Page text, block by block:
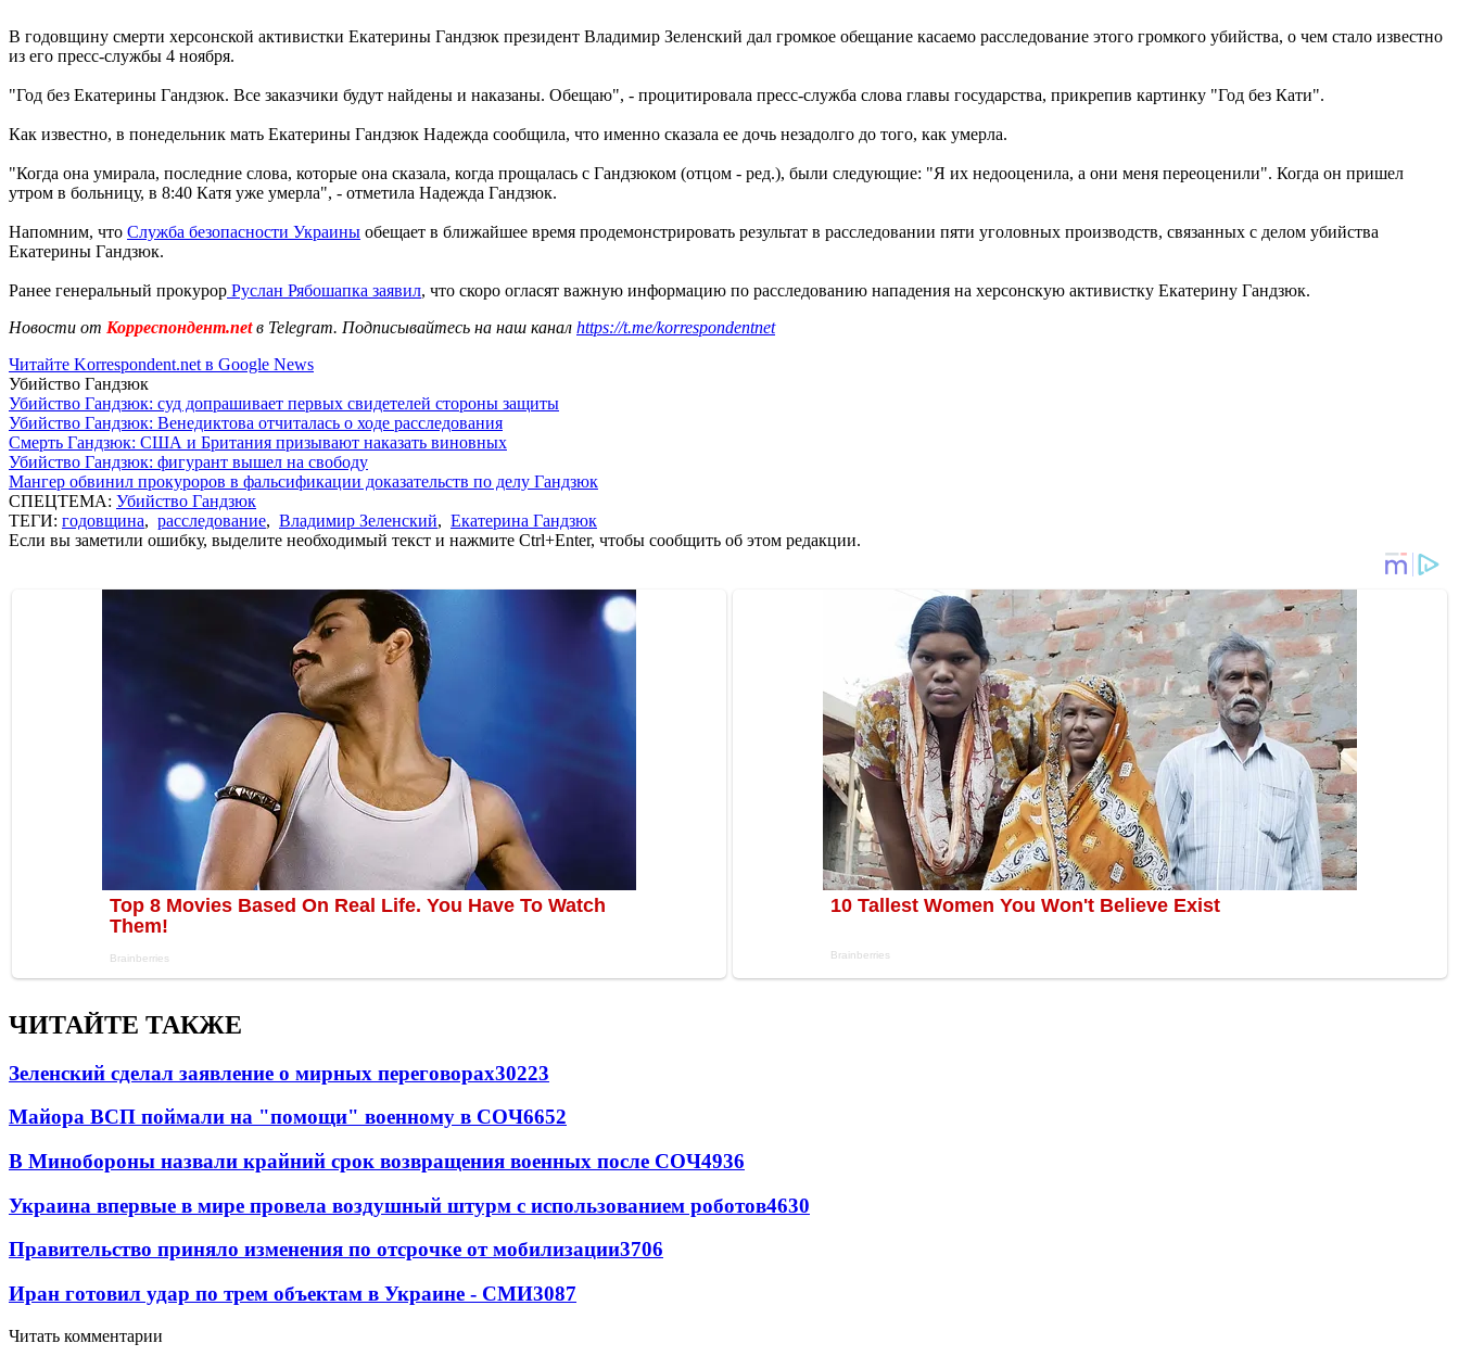
В годовщину смерти херсонской активистки Екатерины Гандзюк президент Владимир Зеленский дал громкое обещание касаемо расследование этого громкого убийства, о чем стало известно
из его пресс-службы 4 ноября.
"Год без Екатерины Гандзюк. Все заказчики будут найдены и наказаны. Обещаю", - процитировала пресс-служба слова главы государства, прикрепив картинку "Год без Кати".
Как известно, в понедельник мать Екатерины Гандзюк Надежда сообщила, что именно сказала ее дочь незадолго до того, как умерла.
"Когда она умирала, последние слова, которые она сказала, когда прощалась с Гандзюком (отцом - ред.), были следующие: "Я их недооценила, а они меня переоценили". Когда он пришел
утром в больницу, в 8:40 Катя уже умерла", - отметила Надежда Гандзюк.
Напомним, что Служба безопасности Украины обещает в ближайшее время продемонстрировать результат в расследовании пяти уголовных производств, связанных с делом убийства
Екатерины Гандзюк.
Ранее генеральный прокурор Руслан Рябошапка заявил, что скоро огласят важную информацию по расследованию нападения на херсонскую активистку Екатерину Гандзюк.
Новости от Корреспондент.netв Telegram. Подписывайтесь на наш канал https://t.me/korrespondentnet
Читайте Korrespondent.net в Google News
Убийство Гандзюк
Убийство Гандзюк: суд допрашивает первых свидетелей стороны защиты
Убийство Гандзюк: Венедиктова отчиталась о ходе расследования
Смерть Гандзюк: США и Британия призывают наказать виновных
Убийство Гандзюк: фигурант вышел на свободу
Мангер обвинил прокуроров в фальсификации доказательств по делу Гандзюк
СПЕЦТЕМА: Убийство Гандзюк
ТЕГИ: годовщина, расследование, Владимир Зеленский, Екатерина Гандзюк
Если вы заметили ошибку, выделите необходимый текст и нажмите Ctrl+Enter, чтобы сообщить об этом редакции.
ЧИТАЙТЕ ТАКЖЕ
Зеленский сделал заявление о мирных переговорах30223
Майора ВСП поймали на "помощи" военному в СОЧ6652
В Минобороны назвали крайний срок возвращения военных после СОЧ4936
Украина впервые в мире провела воздушный штурм с использованием роботов4630
Правительство приняло изменения по отсрочке от мобилизации3706
Иран готовил удар по трем объектам в Украине - СМИ3087
Читать комментарии